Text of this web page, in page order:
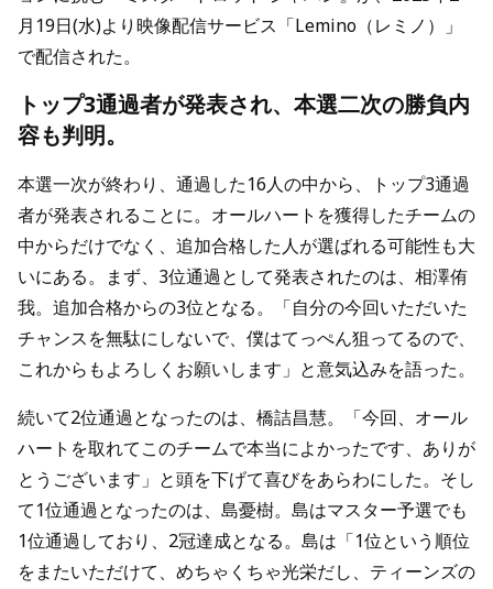
月19日(水)より映像配信サービス「Lemino（レミノ）」
で配信された。
トップ3通過者が発表され、本選二次の勝負内
容も判明。
本選一次が終わり、通過した16人の中から、トップ3通過
者が発表されることに。オールハートを獲得したチームの
中からだけでなく、追加合格した人が選ばれる可能性も大
いにある。まず、3位通過として発表されたのは、相澤侑
我。追加合格からの3位となる。「自分の今回いただいた
チャンスを無駄にしないで、僕はてっぺん狙ってるので、
これからもよろしくお願いします」と意気込みを語った。
続いて2位通過となったのは、橋詰昌慧。「今回、オール
ハートを取れてこのチームで本当によかったです、ありが
とうございます」と頭を下げて喜びをあらわにした。そし
て1位通過となったのは、島憂樹。島はマスター予選でも
1位通過しており、2冠達成となる。島は「1位という順位
をまたいただけて、めちゃくちゃ光栄だし、ティーンズの